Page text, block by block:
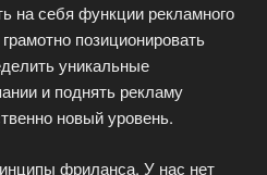
на себя функции рекламного
позиционировать
уникальные
и поднять рекламу
новый уровень.
фриланса. У нас нет